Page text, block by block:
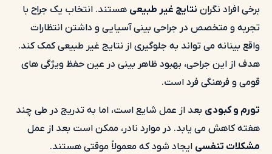
برخی افراد نگران نتایج غیر طبیعی هستند. انتخاب یک جراح با
تجربه و متخصص در جراحی بینی آسیایی و داشتن انتظارات
واقع بینانه می تواند به جلوگیری از نتایج غیر طبیعی کمک کند.
هدف از این جراحی، بهبود ظاهر بینی در عین حفظ ویژگی های
قومی و فرهنگی فرد است.
تورم و کبودی بعد از عمل شایع است، اما به تدریج در طی چند
هفته کاهش می یابد. در موارد نادر، ممکن است بعد از عمل
مشکلات تنفسی ایجاد شود که معمولاً موقتی هستند.